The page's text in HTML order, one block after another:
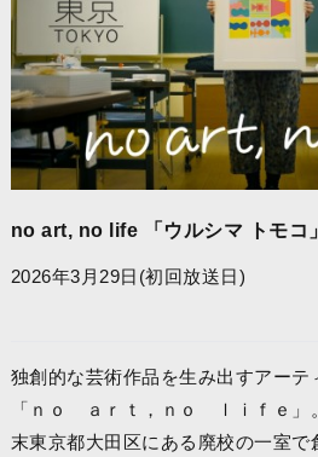
no art, no life 「ウルシマ トモコ
2026年3月29日(初回放送日)
独創的な芸術作品を生み出すアーテ
「ｎｏ ａｒｔ，ｎｏ ｌｉｆｅ」
末東京都大田区にある廃校の一室